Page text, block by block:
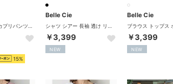
15%
Belle Cie
￥3,399
NEW
Belle Cie
￥3,399
NEW